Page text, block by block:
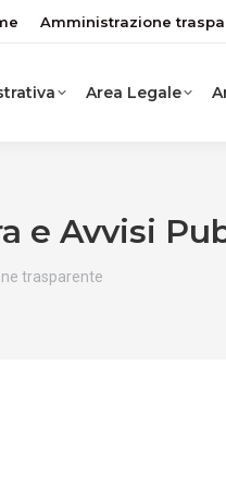
Amministrazione
Area Legale
e Avvisi
trasparente